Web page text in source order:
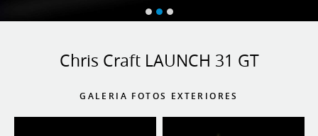
Chris Craft LAUNCH 31 GT
GALERIA FOTOS EXTERIORES